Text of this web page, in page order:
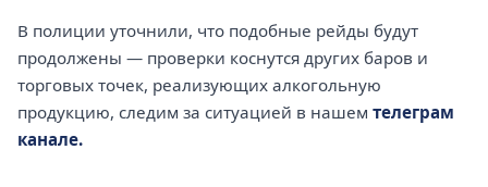
В полиции уточнили, что подобные рейды будут
продолжены — проверки коснутся других баров и
торговых точек, реализующих алкогольную
продукцию, следим за ситуацией в нашем телеграм
канале.